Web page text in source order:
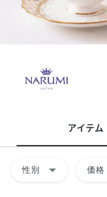
アイテム
性別 arrow_drop_down 価格